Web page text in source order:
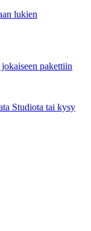
lukien
pakettiin
Studiota tai kysy